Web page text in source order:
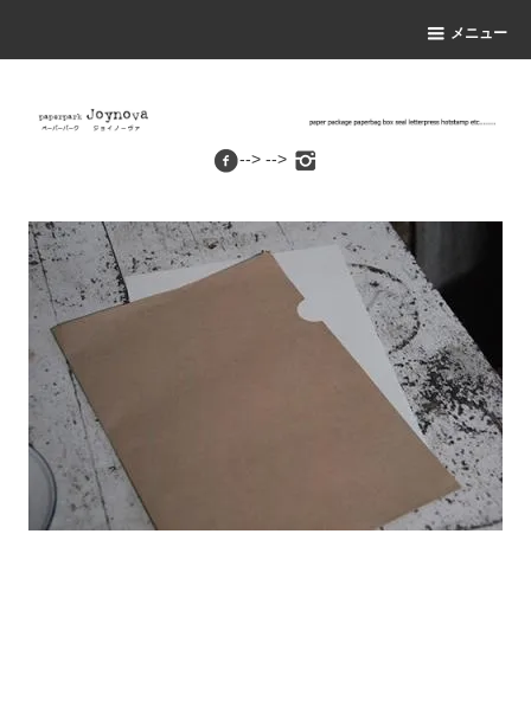
メニュー
--> -->